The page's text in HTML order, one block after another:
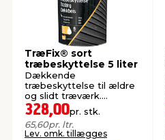
TræFix® sort
træbeskyttelse 5 liter
Dækkende
træbeskyttelse til ældre
og slidt træværk.
Oliebaseret.
328,00pr. stk.
65,60pr. ltr.
Lev. omk. tillægges